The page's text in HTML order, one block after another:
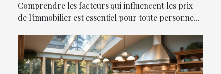
Comprendre les facteurs qui influencent les prix
de l'immobilier est essentiel pour toute personne...